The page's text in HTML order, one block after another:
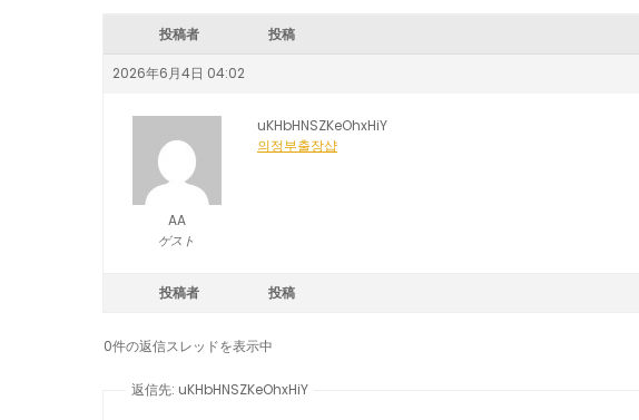
投稿者 投稿
2026年6月4日 04:02
AA
ゲスト
uKHbHNSZKeOhxHiY
의정부출장샵
投稿者 投稿
0件の返信スレッドを表示中
返信先: uKHbHNSZKeOhxHiY